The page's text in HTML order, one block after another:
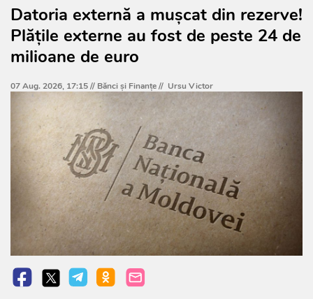
Datoria externă a mușcat din rezerve!
Plățile externe au fost de peste 24 de
milioane de euro
07 Aug. 2026, 17:15 // Bănci şi Finanţe// Ursu Victor